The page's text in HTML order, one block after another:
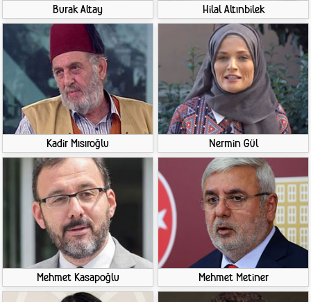
Burak Altay Hilal Altınbilek
Kadir Mısıroğlu Nermin Gül
Mehmet Kasapoğlu Mehmet Metiner